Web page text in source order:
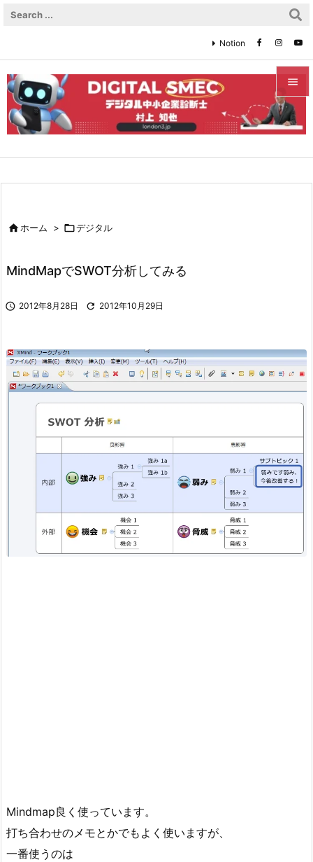


メニュ

Notion
ホーム > デジタル
MindMapでSWOT分析してみる
 2012年8月28日  2012年10月29日
Mindmap良く使っています。
打ち合わせのメモとかでもよく使いますが、
一番使うのは